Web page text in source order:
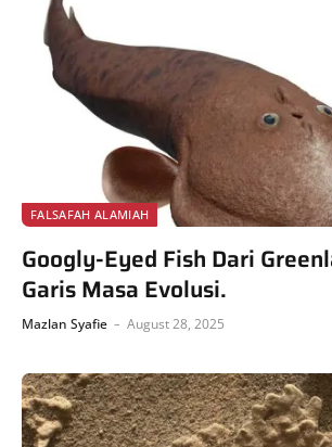
FALSAFAH ALAMIAH
Googly-Eyed Fish Dari
Garis Masa Evolusi.
Mazlan Syafie August 28, 2025